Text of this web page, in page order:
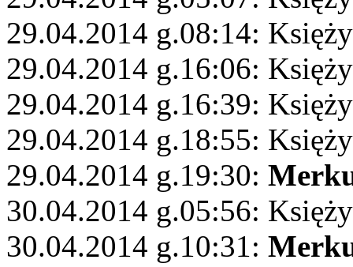
29.04.2014 g.08:14:
29.04.2014 g.16:06:
29.04.2014 g.16:39:
29.04.2014 g.18:55:
29.04.2014 g.19:30:
30.04.2014 g.05:56:
30.04.2014 g.10:31: